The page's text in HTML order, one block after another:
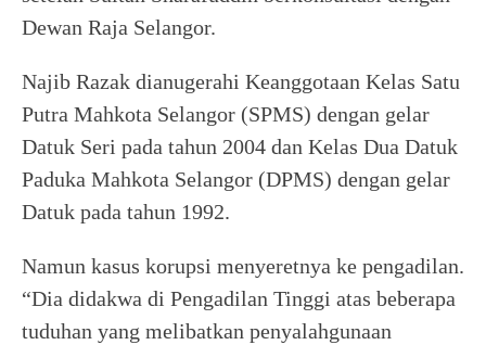
Dewan Raja Selangor.
Najib Razak dianugerahi Keanggotaan Kelas Satu
Putra Mahkota Selangor (SPMS) dengan gelar
Datuk Seri pada tahun 2004 dan Kelas Dua Datuk
Paduka Mahkota Selangor (DPMS) dengan gelar
Datuk pada tahun 1992.
Namun kasus korupsi menyeretnya ke pengadilan.
“Dia didakwa di Pengadilan Tinggi atas beberapa
tuduhan yang melibatkan penyalahgunaan